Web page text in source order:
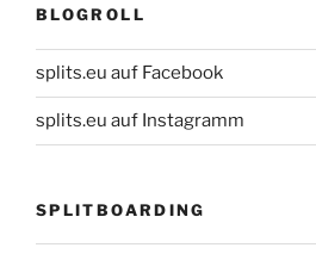
BLOGROLL
splits.eu auf Facebook
splits.eu auf Instagramm
SPLITBOARDING